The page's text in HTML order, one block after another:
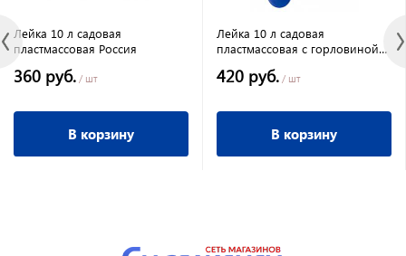
Лейка 10 л садовая
пластмассовая Россия
360 руб. / шт
В корзину
Лейка 10 л садовая
пластмассовая с горловиной
420 руб. / шт
В корзину